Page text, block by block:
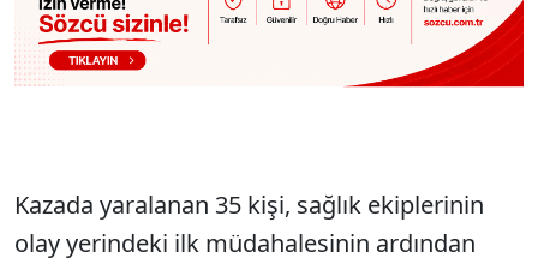
Kazada yaralanan 35 kişi, sağlık ekiplerinin
olay yerindeki ilk müdahalesinin ardından